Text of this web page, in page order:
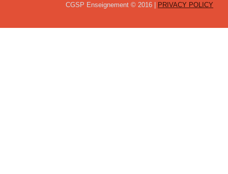
CGSP Enseignement © 2016 | PRIVACY POLICY